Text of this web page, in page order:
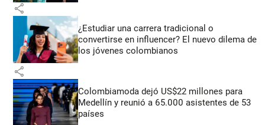
share
¿Estudiar una carrera tradicional o
convertirse en influencer? El nuevo dilema de
los jóvenes colombianos
share
Colombiamoda dejó US$22 millones para
Medellín y reunió a 65.000 asistentes de 53
países